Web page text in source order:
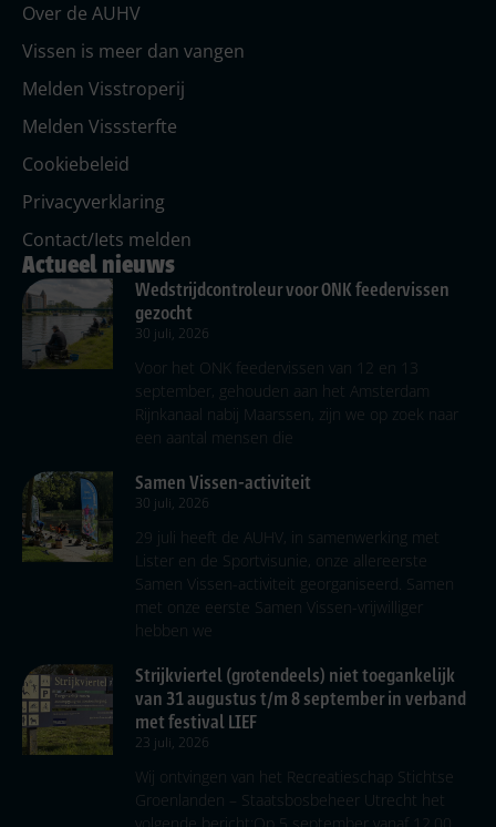
Over de AUHV
Vissen is meer dan vangen
Melden Visstroperij
Melden Visssterfte
Cookiebeleid
Privacyverklaring
Contact/Iets melden
Actueel nieuws
Wedstrijdcontroleur voor ONK feedervissen
gezocht
30 juli, 2026
Voor het ONK feedervissen van 12 en 13
september, gehouden aan het Amsterdam
Rijnkanaal nabij Maarssen, zijn we op zoek naar
een aantal mensen die
Samen Vissen-activiteit
30 juli, 2026
29 juli heeft de AUHV, in samenwerking met
Lister en de Sportvisunie, onze allereerste
Samen Vissen-activiteit georganiseerd. Samen
met onze eerste Samen Vissen-vrijwilliger
hebben we
Strijkviertel (grotendeels) niet toegankelijk
van 31 augustus t/m 8 september in verband
met festival LIEF
23 juli, 2026
Wij ontvingen van het Recreatieschap Stichtse
Groenlanden – Staatsbosbeheer Utrecht het